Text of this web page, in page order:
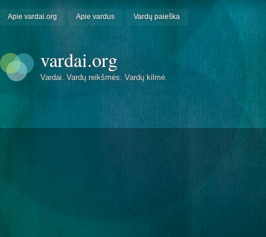
Apie vardai.org Apie vardus Vardų paieška
vardai.org
Vardai. Vardų reikšmės. Vardų kilmė.